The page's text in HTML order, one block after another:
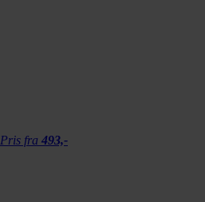
Pris fra 493,-